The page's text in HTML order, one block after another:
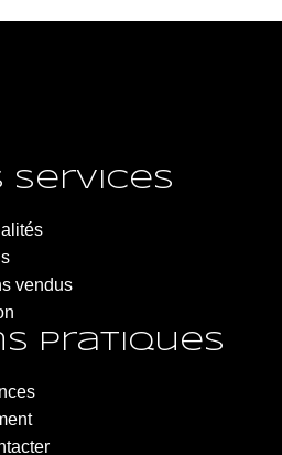
IMMOBILIER - Roche-la-Molière
de la République
Roche-la-Molière
services
vendus
pratiques